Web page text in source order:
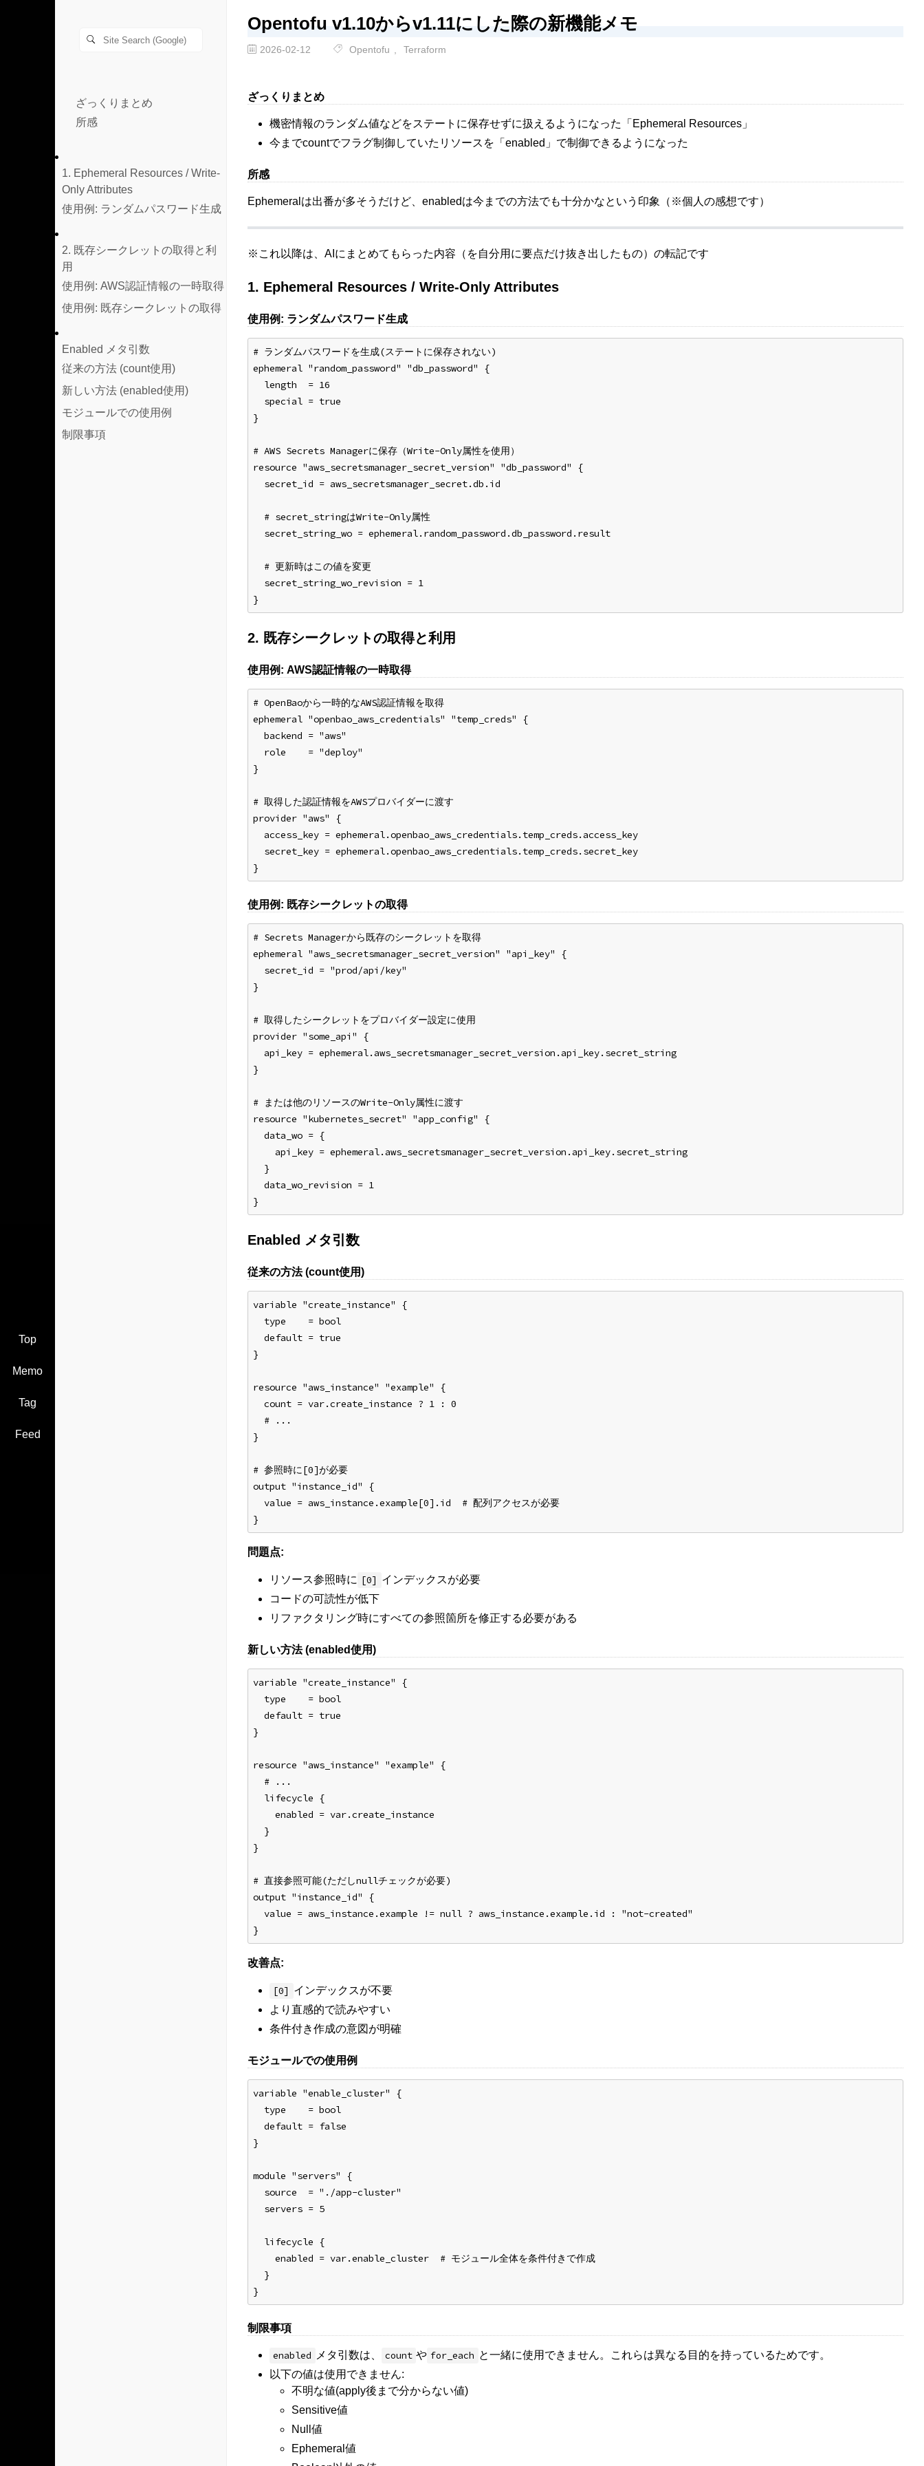
Top
Memo
Tag
Feed
ざっくりまとめ
所感
1. Ephemeral Resources / Write-
Only Attributes
使用例: ランダムパスワード生成
2. 既存シークレットの取得と利
用
使用例: AWS認証情報の一時取得
使用例: 既存シークレットの取得
Enabled メタ引数
従来の方法 (count使用)
新しい方法 (enabled使用)
モジュールでの使用例
制限事項
Opentofu v1.10からv1.11にした際の新機能メモ
2026-02-12 Opentofu Terraform
ざっくりまとめ
機密情報のランダム値などをステートに保存せずに扱えるようになった「Ephemeral Resources」
今までcountでフラグ制御していたリソースを「enabled」で制御できるようになった
所感
Ephemeralは出番が多そうだけど、enabledは今までの方法でも十分かなという印象（※個人の感想です）
※これ以降は、AIにまとめてもらった内容（を自分用に要点だけ抜き出したもの）の転記です
1. Ephemeral Resources / Write-Only Attributes
使用例: ランダムパスワード生成
# ランダムパスワードを生成(ステートに保存されない)
ephemeral "random_password" "db_password" {
  length  = 16
  special = true
}
# AWS Secrets Managerに保存（Write-Only属性を使用）
resource "aws_secretsmanager_secret_version" "db_password" {
  secret_id = aws_secretsmanager_secret.db.id
  # secret_stringはWrite-Only属性
  secret_string_wo = ephemeral.random_password.db_password.result
  # 更新時はこの値を変更
  secret_string_wo_revision = 1
}
2. 既存シークレットの取得と利用
使用例: AWS認証情報の一時取得
# OpenBaoから一時的なAWS認証情報を取得
ephemeral "openbao_aws_credentials" "temp_creds" {
  backend = "aws"
  role    = "deploy"
}
# 取得した認証情報をAWSプロバイダーに渡す
provider "aws" {
  access_key = ephemeral.openbao_aws_credentials.temp_creds.access_key
  secret_key = ephemeral.openbao_aws_credentials.temp_creds.secret_key
}
使用例: 既存シークレットの取得
# Secrets Managerから既存のシークレットを取得
ephemeral "aws_secretsmanager_secret_version" "api_key" {
  secret_id = "prod/api/key"
}
# 取得したシークレットをプロバイダー設定に使用
provider "some_api" {
  api_key = ephemeral.aws_secretsmanager_secret_version.api_key.secret_string
}
# または他のリソースのWrite-Only属性に渡す
resource "kubernetes_secret" "app_config" {
  data_wo = {
    api_key = ephemeral.aws_secretsmanager_secret_version.api_key.secret_string
  }
  data_wo_revision = 1
}
Enabled メタ引数
従来の方法 (count使用)
variable "create_instance" {
  type    = bool
  default = true
}
resource "aws_instance" "example" {
  count = var.create_instance ? 1 : 0
  # ...
}
# 参照時に[0]が必要
output "instance_id" {
  value = aws_instance.example[0].id  # 配列アクセスが必要
}
問題点:
リソース参照時に [0] インデックスが必要
コードの可読性が低下
リファクタリング時にすべての参照箇所を修正する必要がある
新しい方法 (enabled使用)
variable "create_instance" {
  type    = bool
  default = true
}
resource "aws_instance" "example" {
  # ...
  lifecycle {
    enabled = var.create_instance
  }
}
# 直接参照可能(ただしnullチェックが必要)
output "instance_id" {
  value = aws_instance.example != null ? aws_instance.example.id : "not-created"
}
改善点:
[0] インデックスが不要
より直感的で読みやすい
条件付き作成の意図が明確
モジュールでの使用例
variable "enable_cluster" {
  type    = bool
  default = false
}
module "servers" {
  source  = "./app-cluster"
  servers = 5
  lifecycle {
    enabled = var.enable_cluster  # モジュール全体を条件付きで作成
  }
}
制限事項
enabled メタ引数は、 count や for_each と一緒に使用できません。これらは異なる目的を持っているためです。
以下の値は使用できません:
不明な値(apply後まで分からない値)
Sensitive値
Null値
Ephemeral値